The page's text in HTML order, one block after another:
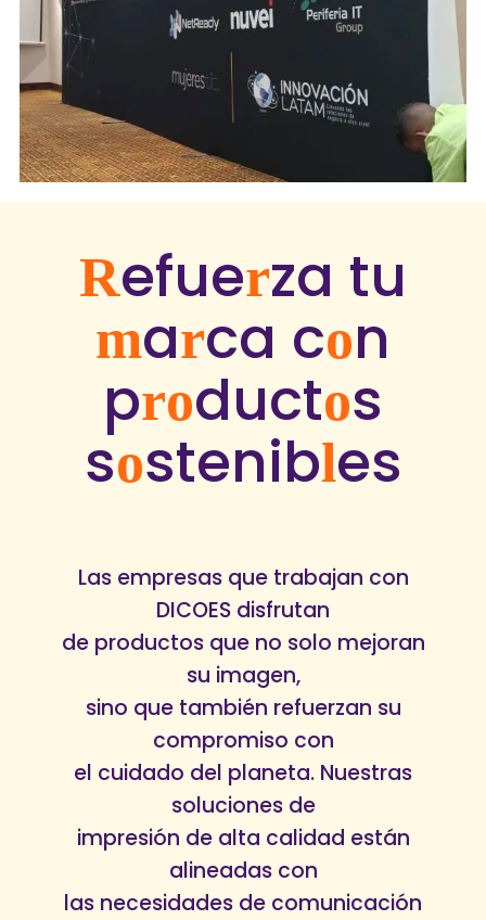
Refuerza tu
marca con
productos
sostenibles
Las empresas que trabajan con
DICOES disfrutan
de productos que no solo mejoran
su imagen,
sino que también refuerzan su
compromiso con
el cuidado del planeta. Nuestras
soluciones de
impresión de alta calidad están
alineadas con
las necesidades de comunicación